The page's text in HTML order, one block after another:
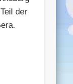
der